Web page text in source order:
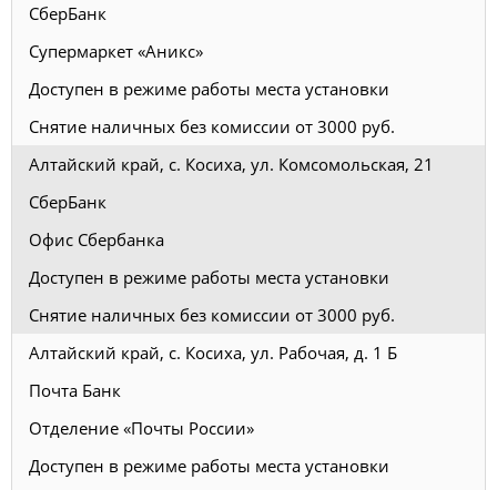
СберБанк
Супермаркет «Аникс»
Доступен в режиме работы места установки
Снятие наличных без комиссии от 3000 руб.
Алтайский край, с. Косиха, ул. Комсомольская, 21
СберБанк
Офис Сбербанка
Доступен в режиме работы места установки
Снятие наличных без комиссии от 3000 руб.
Алтайский край, с. Косиха, ул. Рабочая, д. 1 Б
Почта Банк
Отделение «Почты России»
Доступен в режиме работы места установки